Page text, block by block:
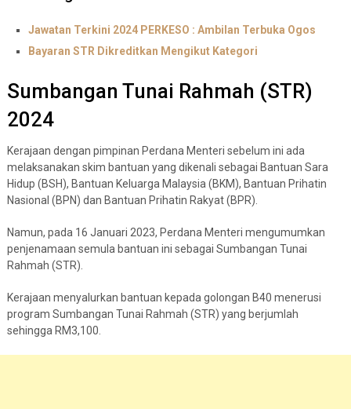
Jawatan Terkini 2024 PERKESO : Ambilan Terbuka Ogos
Bayaran STR Dikreditkan Mengikut Kategori
Sumbangan Tunai Rahmah (STR)
2024
Kerajaan dengan pimpinan Perdana Menteri sebelum ini ada
melaksanakan skim bantuan yang dikenali sebagai Bantuan Sara
Hidup (BSH), Bantuan Keluarga Malaysia (BKM), Bantuan Prihatin
Nasional (BPN) dan Bantuan Prihatin Rakyat (BPR).
Namun, pada 16 Januari 2023, Perdana Menteri mengumumkan
penjenamaan semula bantuan ini sebagai Sumbangan Tunai
Rahmah (STR).
Kerajaan menyalurkan bantuan kepada golongan B40 menerusi
program Sumbangan Tunai Rahmah (STR) yang berjumlah
sehingga RM3,100.